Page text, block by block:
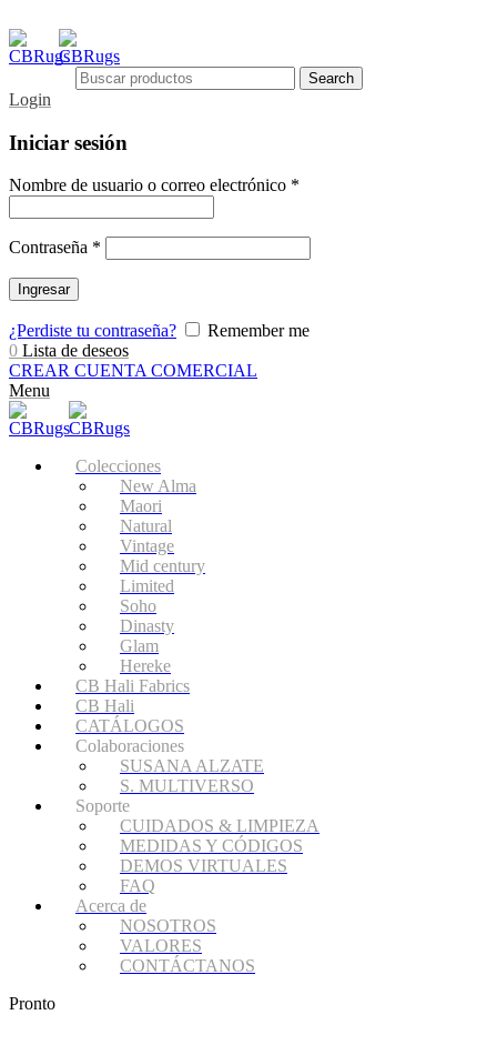
Search
Login
Iniciar sesión
Nombre de usuario o correo electrónico *
Contraseña *
Ingresar
¿Perdiste tu contraseña?
Remember me
0 Lista de deseos
CREAR CUENTA COMERCIAL
Menu
Colecciones
New Alma
Maori
Natural
Vintage
Mid century
Limited
Soho
Dinasty
Glam
Hereke
CB Hali Fabrics
CB Hali
CATÁLOGOS
Colaboraciones
SUSANA ALZATE
S. MULTIVERSO
Soporte
CUIDADOS & LIMPIEZA
MEDIDAS Y CÓDIGOS
DEMOS VIRTUALES
FAQ
Acerca de
NOSOTROS
VALORES
CONTÁCTANOS
Pronto